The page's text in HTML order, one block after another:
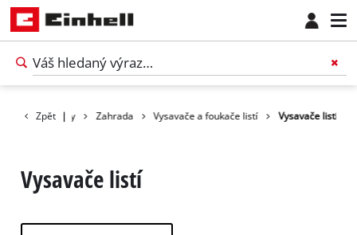
Zpět |
Produkty Zahrada Vysavače a foukače listí Vysavače listí
Vysavače listí